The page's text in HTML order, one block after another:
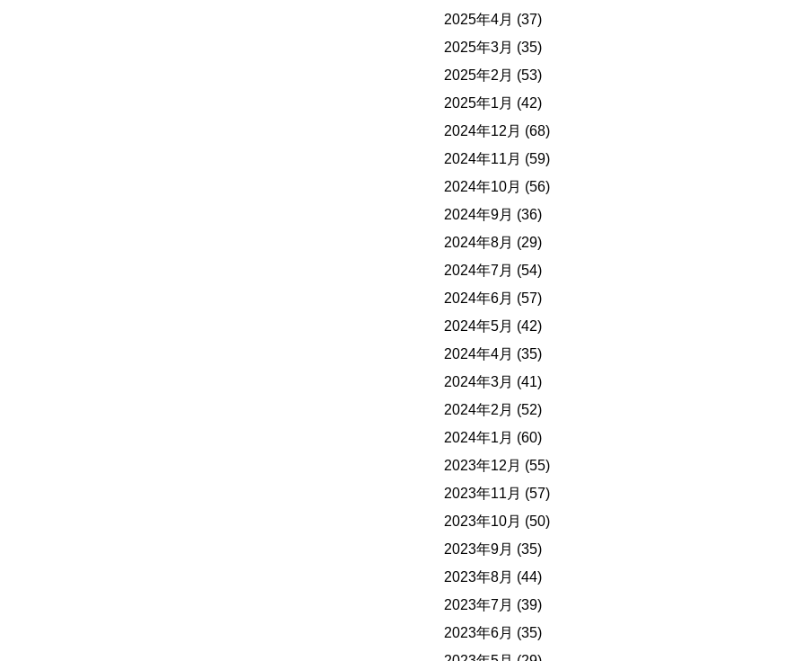
2025年4月 (37)
2025年3月 (35)
2025年2月 (53)
2025年1月 (42)
2024年12月 (68)
2024年11月 (59)
2024年10月 (56)
2024年9月 (36)
2024年8月 (29)
2024年7月 (54)
2024年6月 (57)
2024年5月 (42)
2024年4月 (35)
2024年3月 (41)
2024年2月 (52)
2024年1月 (60)
2023年12月 (55)
2023年11月 (57)
2023年10月 (50)
2023年9月 (35)
2023年8月 (44)
2023年7月 (39)
2023年6月 (35)